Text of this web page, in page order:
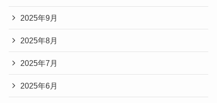
2025年9月
2025年8月
2025年7月
2025年6月